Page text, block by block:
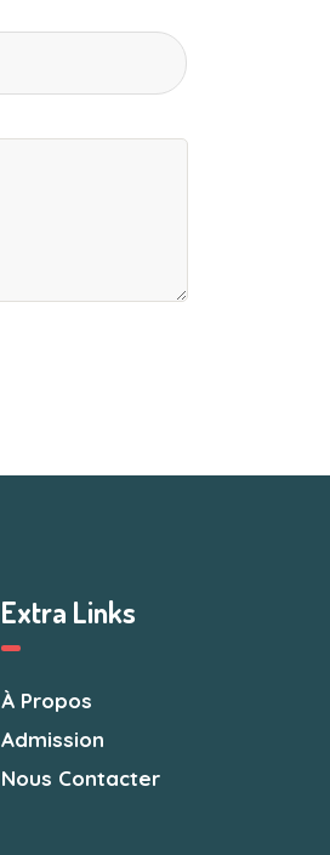
Extra Links
À Propos
Admission
Nous Contacter